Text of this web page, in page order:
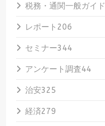
税務・通関一般ガイド
レポート 206
セミナー344
アンケート調査44
治安325
経済279